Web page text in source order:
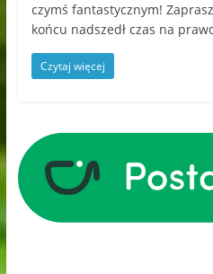
czymś fantastycznym!
końcu nadszedł czas na
Czytaj więcej